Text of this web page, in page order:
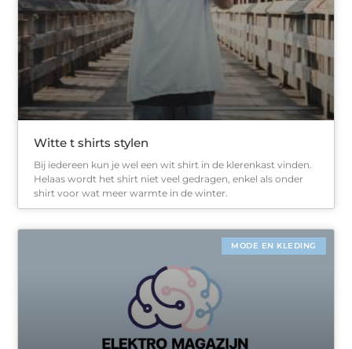
Witte t shirts stylen
Bij iedereen kun je wel een wit shirt in de klerenkast vinden.
Helaas wordt het shirt niet veel gedragen, enkel als onder
shirt voor wat meer warmte in de winter.
MODE EN KLEDING